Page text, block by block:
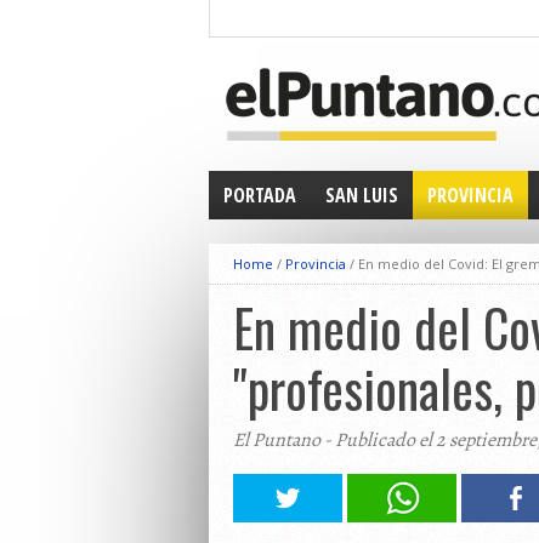
PORTADA SAN LUIS PROVINCIA
Home / Provincia / En medio del Covid: El
En medio del
"profesionales,
El Puntano - Publicado el 2